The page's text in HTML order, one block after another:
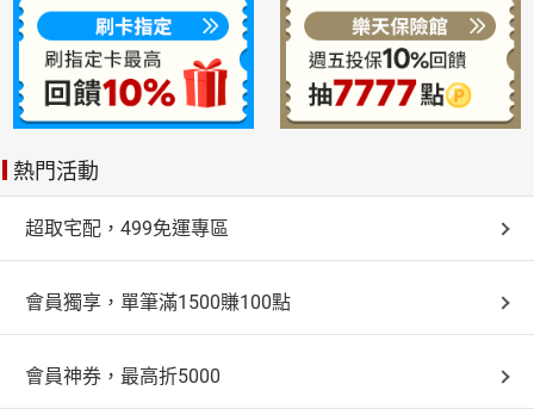
熱門活動
超取宅配，499免運專區
會員獨享，單筆滿1500賺100點
會員神券，最高折5000